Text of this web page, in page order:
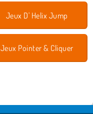
Jeux D' Helix Jump
Jeux Pointer & Cliquer